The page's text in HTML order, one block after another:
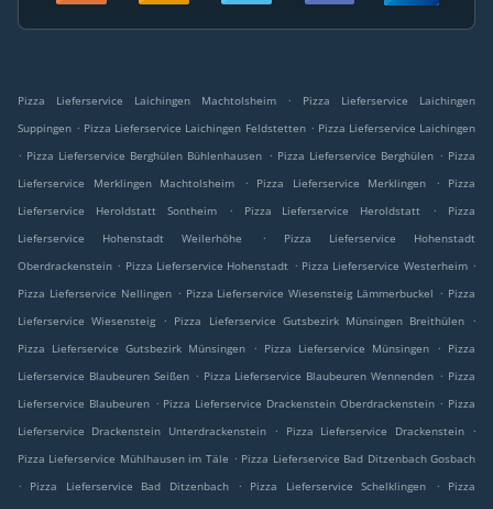
Pizza Lieferservice Laichingen Machtolsheim .
Pizza Lieferservice Laichingen
Suppingen . Pizza Lieferservice Laichingen Feldstetten . Pizza Lieferservice Laichingen
. Pizza Lieferservice Berghülen Bühlenhausen . Pizza Lieferservice Berghülen . Pizza
Lieferservice Merklingen Machtolsheim
. Pizza Lieferservice Merklingen .
Pizza
Lieferservice Heroldstatt Sontheim
. Pizza Lieferservice Heroldstatt .
Pizza
Lieferservice Hohenstadt Weilerhöhe
.
Pizza Lieferservice Hohenstadt
Oberdrackenstein . Pizza Lieferservice Hohenstadt . Pizza Lieferservice Westerheim .
Pizza Lieferservice Nellingen . Pizza Lieferservice Wiesensteig Lämmerbuckel . Pizza
Lieferservice Wiesensteig
. Pizza Lieferservice Gutsbezirk Münsingen Breithülen
.
Pizza Lieferservice Gutsbezirk Münsingen
. Pizza Lieferservice Münsingen . Pizza
Lieferservice Blaubeuren Seißen . Pizza Lieferservice Blaubeuren Wennenden . Pizza
Lieferservice Blaubeuren . Pizza Lieferservice Drackenstein Oberdrackenstein . Pizza
Lieferservice Drackenstein Unterdrackenstein
. Pizza Lieferservice Drackenstein
.
Pizza Lieferservice Mühlhausen im Täle . Pizza Lieferservice Bad Ditzenbach Gosbach
.
Pizza Lieferservice Bad Ditzenbach . Pizza Lieferservice Schelklingen .
Pizza